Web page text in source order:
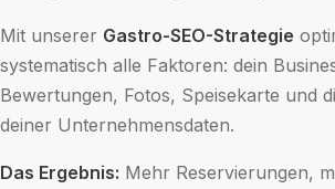
Mit unserer Gastro-SEO-Strategie
systematisch alle Faktoren: dein
Bewertungen, Fotos, Speisekarte und
deiner Unternehmensdaten.
Das Ergebnis: Mehr Reservierungen,